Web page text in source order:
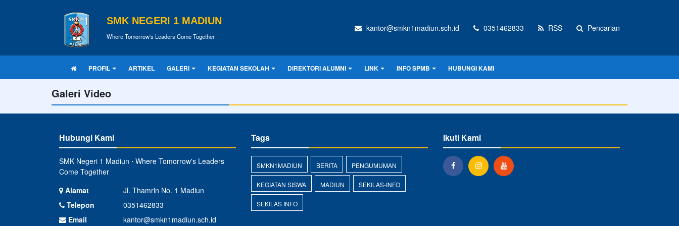
SMK NEGERI 1 MADIUN
Where Tomorrow's Leaders Come Together
kantor@smkn1madiun.sch.id 0351462833 RSS Pencarian
PROFIL ARTIKEL GALERI KEGIATAN SEKOLAH DIREKTORI ALUMNI LINK INFO SPMB HUBUNGI KAMI
Galeri Video
Hubungi Kami
SMK Negeri 1 Madiun ⋅ Where Tomorrow's Leaders
Come Together
Alamat
Jl. Thamrin No. 1 Madiun
Telepon
0351462833
Email
kantor@smkn1madiun.sch.id
Tags
SMKN1MADIUN BERITA PENGUMUMAN
KEGIATAN SISWA MADIUN SEKILAS-INFO
SEKILAS INFO
Ikuti Kami